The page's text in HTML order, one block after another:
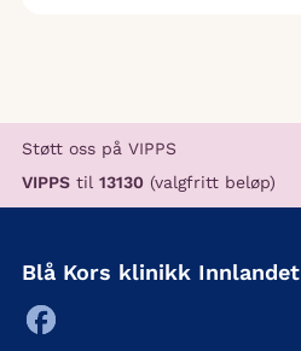
Støtt oss på VIPPS
VIPPS til 13130 (valgfritt beløp)
Blå Kors klinikk Innlandet